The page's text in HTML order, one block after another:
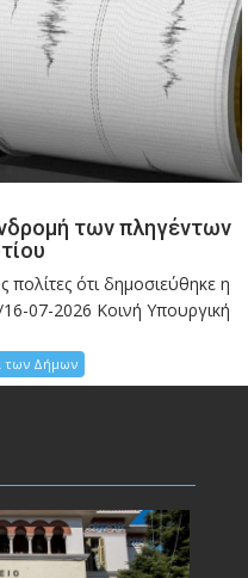
των πληγέντων
ότι δημοσιεύθηκε η
07-2026 Κοινή Υπουργική
των Δήμων